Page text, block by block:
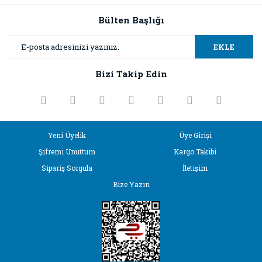
Görüş ve önerileriniz için teşekkür ederiz.
Ürün resmi kalitesiz, bozuk veya görüntülenemiyor.
Ürün bilgilerinde hatalar bulunuyor.
Gönder
Bülten Başlığı
EKLE
Bizi Takip Edin
Yeni Üyelik
Üye Girişi
Şifremi Unuttum
Kargo Takibi
Sipariş Sorgula
İletişim
Bize Yazın